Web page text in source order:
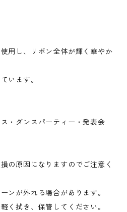
用し、リボン全体が輝く華やか
います。
・ダンスパーティー・発表会
の原因になりますのでご注意く
ンが外れる場合があります。
く拭き、保管してください。